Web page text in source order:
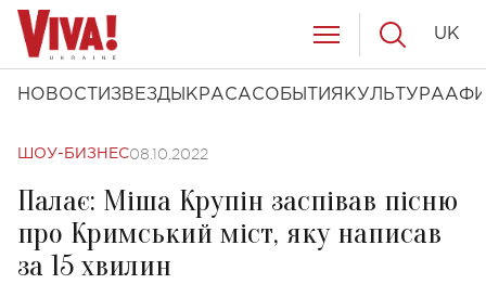
НОВОСТИ ЗВЕЗДЫ КРАСАСОБЫТИЯ КУЛЬТУРА
UK
ШОУ-БИЗНЕС08.10.2022
Палає: Міша Крупін заспівав пісню
про Кримський міст, яку написав
за 15 хвилин